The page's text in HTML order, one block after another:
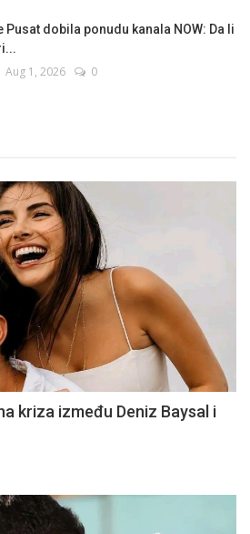
Pusat dobila ponudu kanala NOW: Da li
Aug 1, 2026 0
kriza između Deniz Baysal i